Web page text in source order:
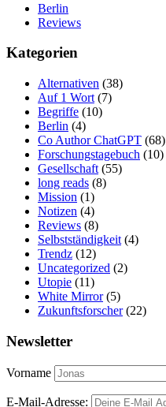
Berlin
Reviews
Kategorien
Alternativen (38)
Auf 1 Wort (7)
Begriffe (10)
Berlin (4)
Co Author ChatGPT (68)
Forschungstagebuch (10)
Gesellschaft (55)
long reads (8)
Mission (1)
Notizen (4)
Reviews (8)
Selbstständigkeit (4)
Trendz (12)
Uncategorized (2)
Utopie (11)
White Mirror(5)
Zukunftsforscher(22)
Newsletter
Vorname
E-Mail-Adresse: